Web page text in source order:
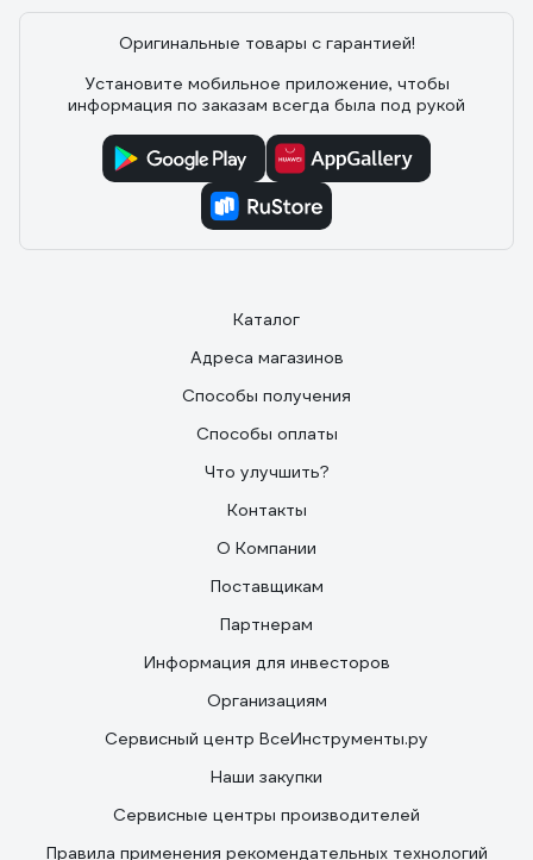
нормальная заглушка для своего диаметра.
Оригинальные товары с гарантией!
Установите мобильное приложение, чтобы
информация по заказам всегда была под рукой
Каталог
Адреса магазинов
Способы получения
Способы оплаты
Что улучшить?
Контакты
О Компании
Поставщикам
Партнерам
Информация для инвесторов
Организациям
Сервисный центр ВсеИнструменты.ру
Наши закупки
Сервисные центры производителей
Правила применения рекомендательных технологий